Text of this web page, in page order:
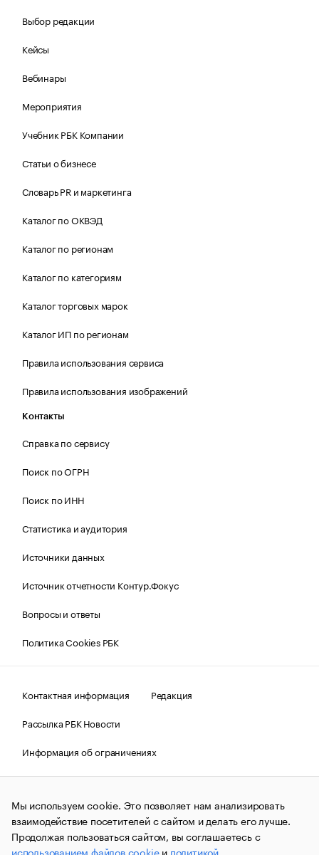
Выбор редакции
Кейсы
Вебинары
Мероприятия
Учебник РБК Компании
Статьи о бизнесе
Словарь PR и маркетинга
Каталог по ОКВЭД
Каталог по регионам
Каталог по категориям
Каталог торговых марок
Каталог ИП по регионам
Правила использования сервиса
Правила использования изображений
Контакты
Справка по сервису
Поиск по ОГРН
Поиск по ИНН
Статистика и аудитория
Источники данных
Источник отчетности Контур.Фокус
Вопросы и ответы
Политика Cookies РБК
Контактная информация
Редакция
Рассылка РБК Новости
Информация об ограничениях
Правовая информация
О соблюдении авторских прав
© АО «РОСБИЗНЕСКОНСАЛТИНГ»,1995–2026.Сообщения
и материалы информационного агентства «РБК»
(зарегистрировано Федеральной службой по надзору в сфере
связи, информационных технологий и массовых
коммуникаций (Роскомнадзор) 09.12.2015 за номером ИА
Мы используем cookie. Это позволяет нам анализировать
взаимодействие посетителей с сайтом и делать его лучше.
Продолжая пользоваться сайтом, вы соглашаетесь с
использованием файлов cookieи политикой